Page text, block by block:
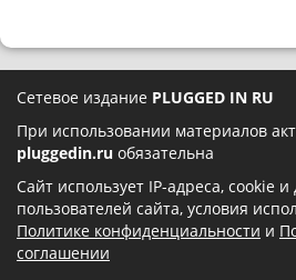
Сетевое издание PLUGGED IN RU
При использовании материалов
pluggedin.ru обязательна
Сайт использует IP-адреса, cookie
пользователей сайта, условия
Политике конфиденциальности и
соглашении